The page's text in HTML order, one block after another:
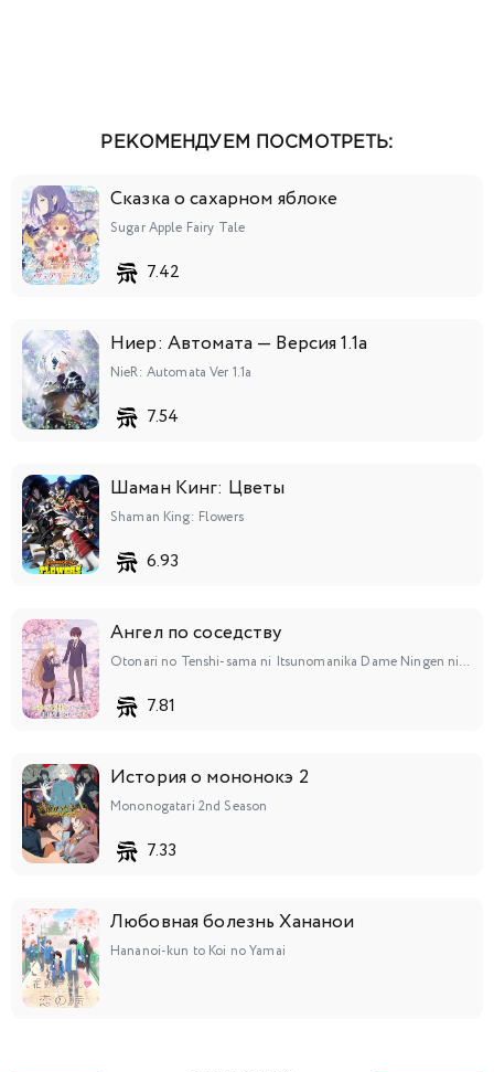
РЕКОМЕНДУЕМ ПОСМОТРЕТЬ:
Сказка о сахарном яблоке
Sugar Apple Fairy Tale
7.42
Ниер: Автомата — Версия 1.1а
NieR: Automata Ver 1.1a
7.54
Шаман Кинг: Цветы
Shaman King: Flowers
6.93
Ангел по соседству
Otonari no Tenshi-sama ni Itsunomanika Dame Ningen ni Sareteita Ken
7.81
История о мононокэ 2
Mononogatari 2nd Season
7.33
Любовная болезнь Хананои
Hananoi-kun to Koi no Yamai